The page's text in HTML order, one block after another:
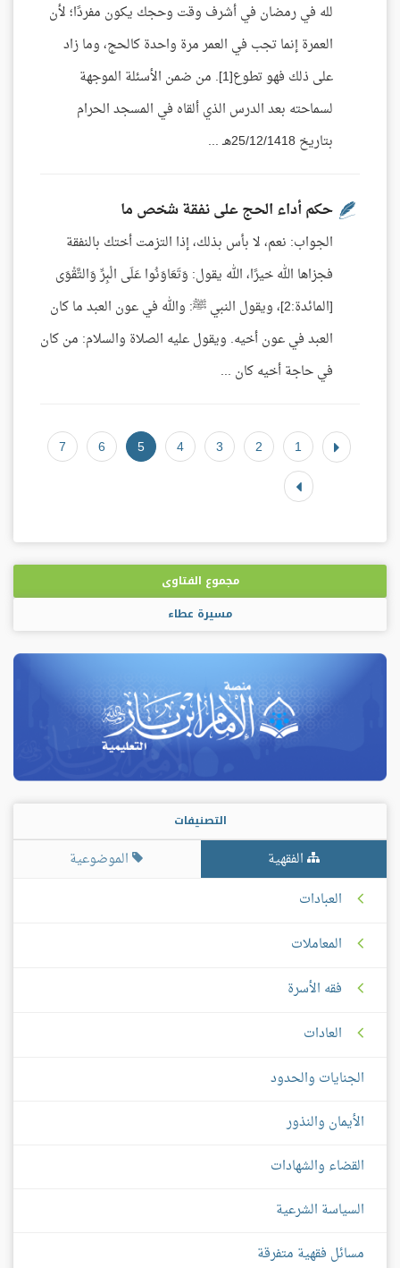
لله في رمضان في أشرف وقت وحجك يكون مفردًا؛ لأن
العمرة إنما تجب في العمر مرة واحدة كالحج، وما زاد
على ذلك فهو تطوع[1]. من ضمن الأسئلة الموجهة
لسماحته بعد الدرس الذي ألقاه في المسجد الحرام
بتاريخ 25/12/1418هـ ...
حكم أداء الحج على نفقة شخص ما
الجواب: نعم، لا بأس بذلك، إذا التزمت أختك بالنفقة
فجزاها الله خيرًا، الله يقول: وَتَعَاوَنُوا عَلَى الْبِرِّ وَالتَّقْوَى
[المائدة:2]، ويقول النبي ﷺ: والله في عون العبد ما كان
العبد في عون أخيه. ويقول عليه الصلاة والسلام: من كان
في حاجة أخيه كان ...
1
2
3
4
5
6
7
مجموع الفتاوى
مسيرة عطاء
التصنيفات
الفقهية
الموضوعية
العبادات
المعاملات
فقه الأسرة
العادات
الجنايات والحدود
الأيمان والنذور
القضاء والشهادات
السياسة الشرعية
مسائل فقهية متفرقة